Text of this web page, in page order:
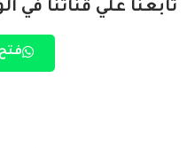
تابعنا علي قناتنا في